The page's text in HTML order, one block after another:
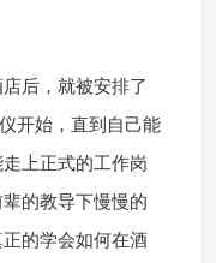
后，就被安排了
开始，直到自己能
上正式的工作岗
的教导下慢慢的
的学会如何在酒